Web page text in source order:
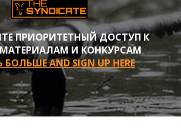
ПРИОРИТЕТНЫЙ ДОСТУП К
И КОНКУРСАМ
AND SIGN UP HERE